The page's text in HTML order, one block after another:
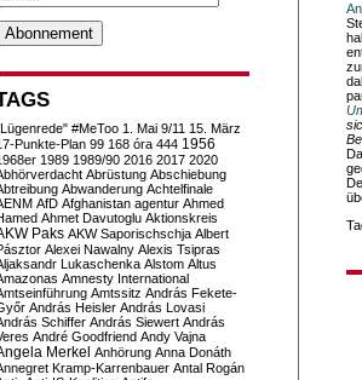
#MeToo 1. Mai 9/11 15. März
Punkte-Plan 99 168 óra 444 1956
1989 1989/90 2016 2017 2020
Abrüstung Abschiebung
Abwanderung Achtelfinale
AfD Afghanistan agentur Ahmed
Ahmet Davutoglu Aktionskreis
Paks AKW Saporischschja Albert
Alexei Nawalny Alexis Tsipras
Lukaschenka Alstom Altus
Amnesty International
Amtssitz András Fekete-
András Heisler András Lovasi
Schiffer András Siewert András
André Goodfriend Andy Vajna
Merkel Anhörung Anna Donáth
Kramp-Karrenbauer Antal Rogán